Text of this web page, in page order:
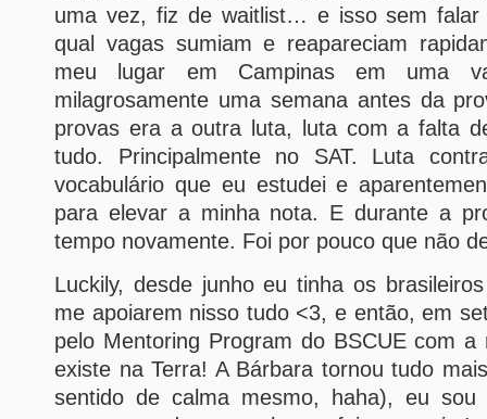
uma vez, fiz de waitlist… e isso sem falar
qual vagas sumiam e reapareciam
meu lugar em Campinas em uma
milagrosamente uma semana antes da
provas era a outra luta, luta com a falta
tudo. Principalmente no SAT. Luta
vocabulário que eu estudei e
para elevar a minha nota. E durante a
tempo novamente. Foi por pouco que não
Luckily, desde junho eu tinha os
me apoiarem nisso tudo <3, e então, em
pelo Mentoring Program do BSCUE com a
existe na Terra! A Bárbara tornou tudo
sentido de calma mesmo, haha), eu sou